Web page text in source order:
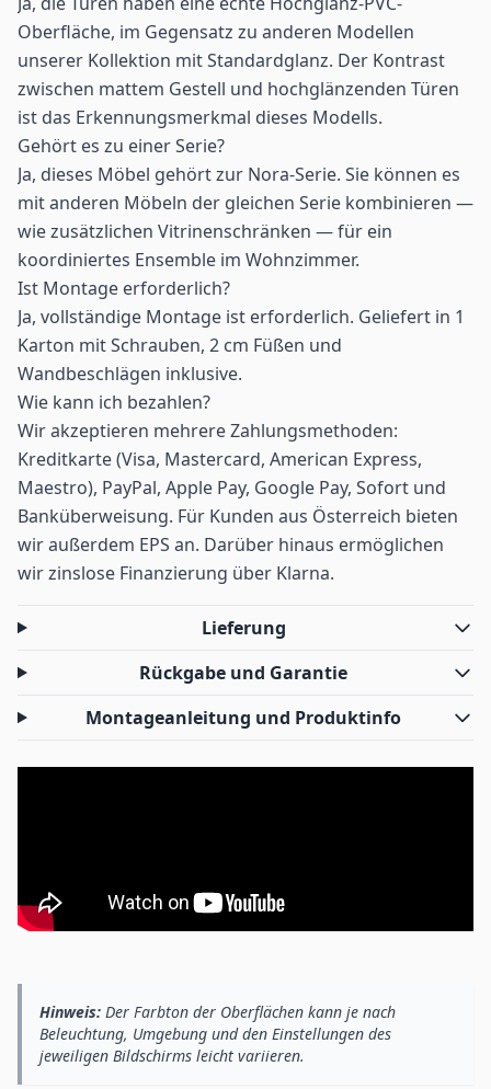
Oberfläche, im Gegensatz zu anderen Modellen
unserer Kollektion mit Standardglanz. Der Kontrast
zwischen mattem Gestell und hochglänzenden Türen
ist das Erkennungsmerkmal dieses Modells.
Gehört es zu einer Serie?
Ja, dieses Möbel gehört zur Nora-Serie. Sie können es
mit anderen Möbeln der gleichen Serie kombinieren —
wie zusätzlichen Vitrinenschränken — für ein
koordiniertes Ensemble im Wohnzimmer.
Ist Montage erforderlich?
Ja, vollständige Montage ist erforderlich. Geliefert in 1
Karton mit Schrauben, 2 cm Füßen und
Wandbeschlägen inklusive.
Wie kann ich bezahlen?
Wir akzeptieren mehrere Zahlungsmethoden:
Kreditkarte (Visa, Mastercard, American Express,
Maestro), PayPal, Apple Pay, Google Pay, Sofort und
Banküberweisung. Für Kunden aus Österreich bieten
wir außerdem EPS an. Darüber hinaus ermöglichen
wir zinslose Finanzierung über Klarna.
Lieferung
Rückgabe und Garantie
Montageanleitung und Produktinfo
Hinweis: Der Farbton der Oberflächen kann je nach
Beleuchtung, Umgebung und den Einstellungen des
jeweiligen Bildschirms leicht variieren.